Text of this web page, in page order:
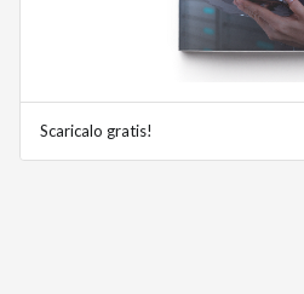
Scaricalo gratis!